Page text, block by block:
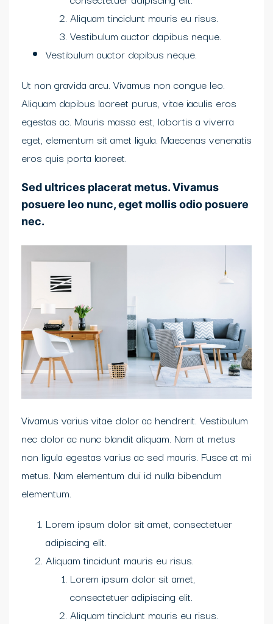
Aliquam tincidunt mauris eu risus.
Vestibulum auctor dapibus neque.
Vestibulum auctor dapibus neque.
Ut non gravida arcu. Vivamus non congue leo.
Aliquam dapibus laoreet purus, vitae iaculis eros
egestas ac. Mauris massa est, lobortis a viverra
eget, elementum sit amet ligula. Maecenas venenatis
eros quis porta laoreet.
Sed ultrices placerat metus. Vivamus
posuere leo nunc, eget mollis odio posuere
nec.
Vivamus varius vitae dolor ac hendrerit. Vestibulum
nec dolor ac nunc blandit aliquam. Nam at metus
non ligula egestas varius ac sed mauris. Fusce at mi
metus. Nam elementum dui id nulla bibendum
elementum.
Lorem ipsum dolor sit amet, consectetuer
adipiscing elit.
Aliquam tincidunt mauris eu risus.
Lorem ipsum dolor sit amet,
consectetuer adipiscing elit.
Aliquam tincidunt mauris eu risus.